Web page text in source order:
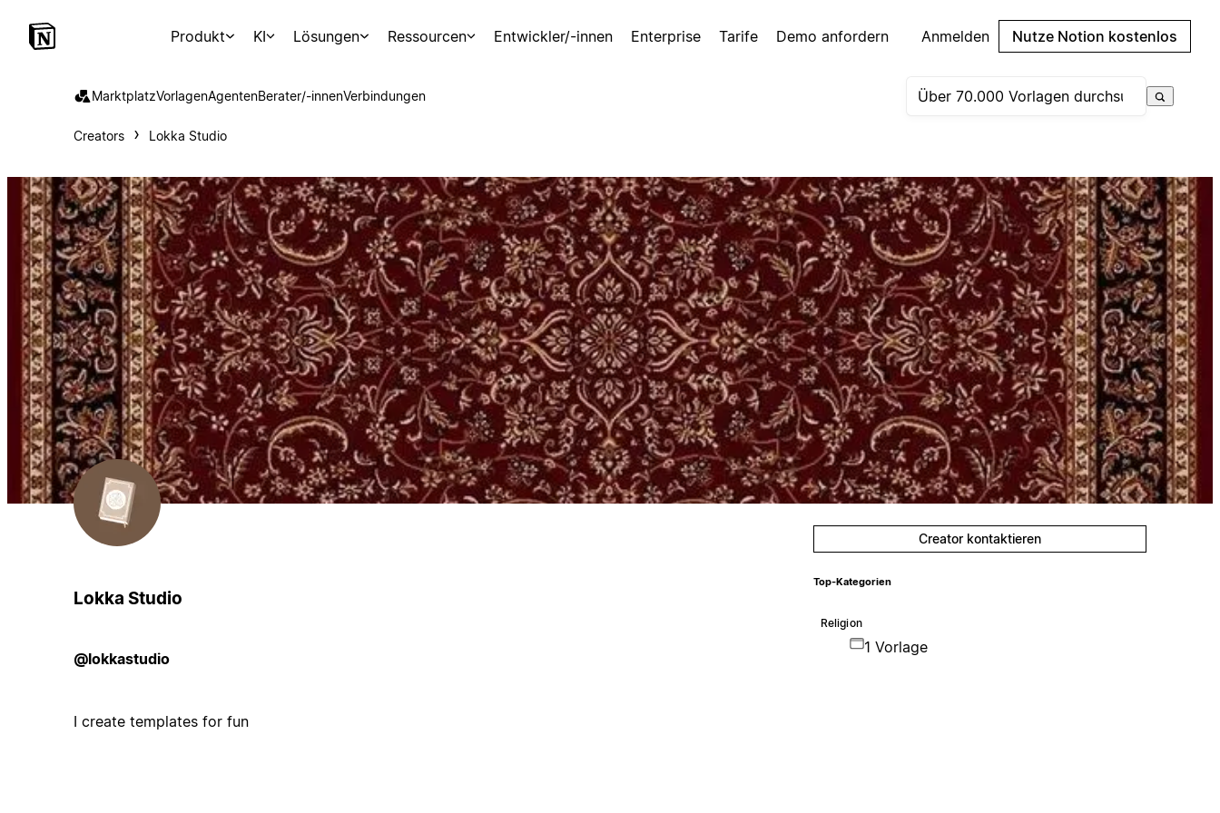
Produkt KI Lösungen Ressourcen Entwickler/-innen Enterprise Tarife Demo anfordern Anmelden Nutze Notion kostenlos
MarktplatzVorlagenAgentenBerater/-innenVerbindungen
Creators Lokka Studio
Lokka Studio
@lokkastudio
I create templates for fun
Creator kontaktieren
Top-Kategorien
Religion
1 Vorlage